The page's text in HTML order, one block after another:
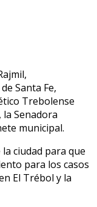
Santa Fe,
Trebolense
Senadora
municipal.
ciudad para que
para los casos
El Trébol y la